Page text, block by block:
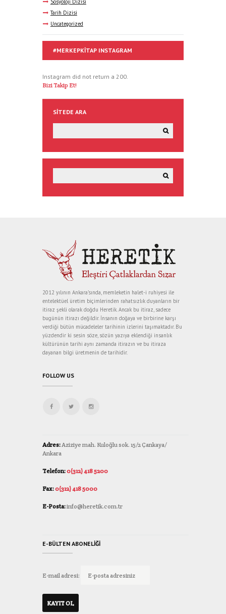
Sosyoloji Dizisi
Tarih Dizisi
Uncategorized
#MERKEPKITAP INSTAGRAM
Instagram did not return a 200.
Bizi Takip Et!
SITEDE ARA
2012 yılının Ankara’sında, memleketin halet-i ruhiyesi ile
entelektüel üretim biçimlerinden rahatsızlık duyanların bir
itiraz şekli olarak doğdu Heretik. Ancak bu itiraz, sadece
bugünün itirazı değildir. İnsanın doğaya ve birbirine karşı
verdiği bütün mücadeleler tarihinin izlerini taşımaktadır. Bu
yüzdendir ki sesin söze, sözün yazıya eklendiği insanlık
kültürünün tarihi aynı zamanda itirazın ve bu itiraza
dayanan bilgi üretmenin de tarihidir.
FOLLOW US
Adres: Aziziye mah. Kuloğlu sok. 15/2 Çankaya/
Ankara
Telefon:0(312) 418 5200
Fax:0(312) 418 5000
E-Posta:info@heretik.com.tr
E-BÜLTEN ABONELIĞI
E-mail adresi: